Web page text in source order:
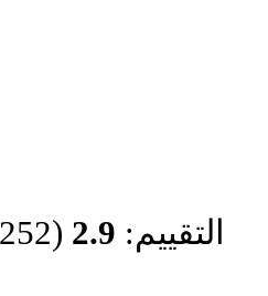
التقييم: 2.9 (2252 مرات التقييم)